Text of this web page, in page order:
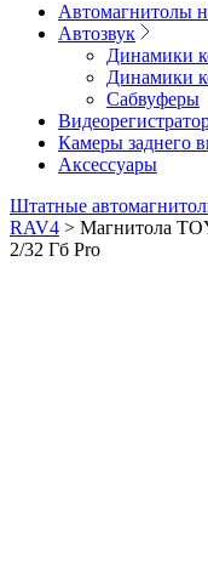
Автомагнитолы
Автозвук
Динамики
Динамики
Сабвуферы
Камеры заднего
Аксессуары
Штатные
RAV4 > Магнитола
2/32 Гб Pro